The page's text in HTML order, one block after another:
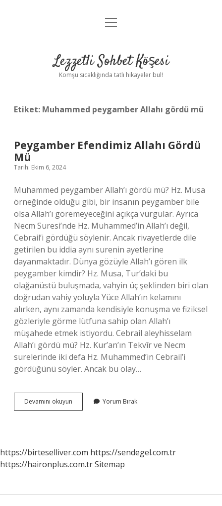
Anasayfa
Yasal Uyarı
menüyü
Lezzetli Sohbet Köşesi
Komşu sıcaklığında tatlı hikayeler bul!
Etiket: Muhammed peygamber Allahı gördü mü
Peygamber Efendimiz Allahı Gördü
Mü
Tarih: Ekim 6, 2024
Muhammed peygamber Allah’ı gördü mü? Hz. Musa
örneğinde olduğu gibi, bir insanın peygamber bile
olsa Allah’ı göremeyeceğini açıkça vurgular. Ayrıca
Necm Suresi’nde Hz. Muhammed’in Allah’ı değil,
Cebrail’i gördüğü söylenir. Ancak rivayetlerde dile
getirilen bu iddia aynı surenin ayetlerine
dayanmaktadır. Dünya gözüyle Allah’ı gören ilk
peygamber kimdir? Hz. Musa, Tur’daki bu
olağanüstü buluşmada, vahyin üç şeklinden biri olan
doğrudan vahiy yoluyla Yüce Allah’ın kelamını
alırken, aynı zamanda kendisiyle konuşma ve fiziksel
gözleriyle görme lütfuna sahip olan Allah’ı
müşahede etmek istiyordu. Cebrail aleyhisselam
Allah’ı gördü mü? Hz. Kur’an’ın Tekvîr ve Necm
surelerinde iki defa Hz. Muhammed’in Cebrail’i
gördüğünü söyler. Ancak bu olay…
Devamını okuyun Peygamber
Efendimiz
Yorum Bırak
https://birteselliver.com https://sendegel.com.tr
https://haironplus.com.trSitemap